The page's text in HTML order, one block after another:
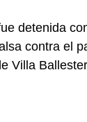
detenida
contra el
Villa